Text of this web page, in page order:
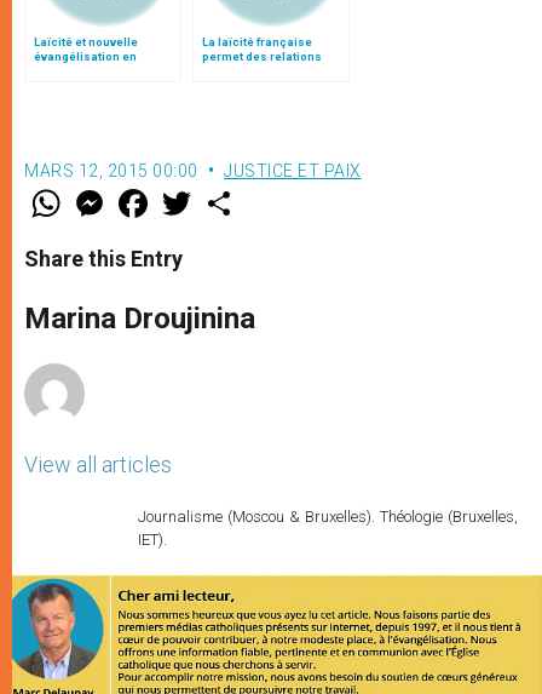
Laïcité et nouvelle
évangélisation en
La laïcité française
permet des relations
MARS 12, 2015 00:00 JUSTICE ET PAIX
W
t
s
p
p
M
e
s
e
g
e
F
a
e
b
o
k
w
r
Share this Entry
Marina Droujinina
View all articles
Journalisme (Moscou & Bruxelles). Théologie (Bruxelles,
IET).